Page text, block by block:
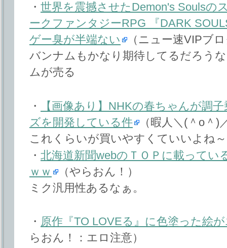
・ 世界を震撼させたDemon's Soulsの
ークファンタジーRPG 『DARK
ゲー臭が半端ない
（ニュー速VIPブ
バンナムもかなり期待してるだろう
ムが売る
・
【画像あり】NHKの春ちゃんが調
ズを開発している件
（暇人＼(＾o＾)
これくらいが買いやすくていいよね～
・ 北海道新聞webのＴＯＰに載ってい
ｗｗ
（やらおん！）
ミク汎用性あるなぁ。
・ 原作『TO LOVEる』に色塗った絵
らおん！：エロ注意）